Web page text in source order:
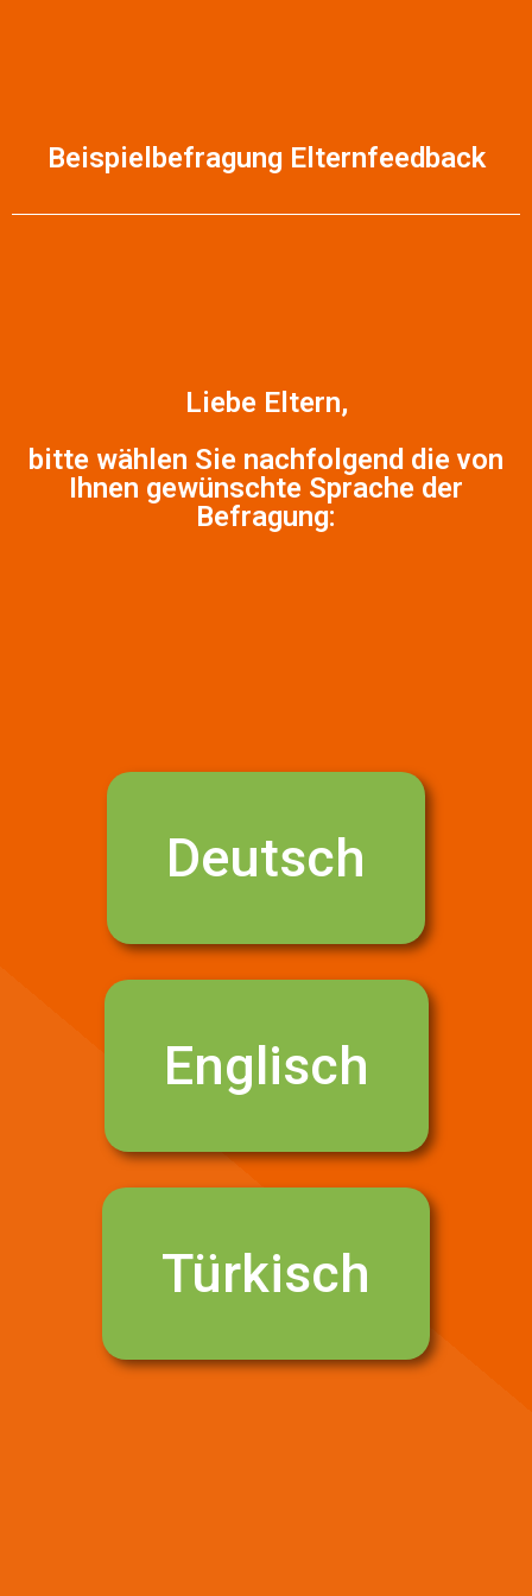
Beispielbefragung Elternfeedback
Liebe Eltern,
bitte wählen Sie nachfolgend die von
Ihnen gewünschte Sprache der
Befragung:
Deutsch
Englisch
Türkisch